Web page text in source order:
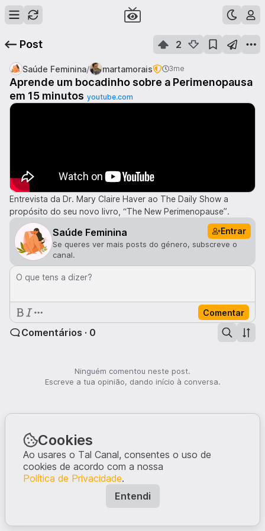
Post 2
Saúde Feminina/ martamorais 3me
Aprende um bocadinho sobre a Perimenopausa
em 15 minutos youtube.com
Entrevista da Dr. Mary Claire Haver ao The Daily Show a
propósito do seu novo livro, “The New Perimenopause”.
Saúde Feminina Entrar
Se queres ver mais posts do género, subscreve o
canal.
O que tens a dizer?
Comentar
Comentários · 0
Ninguém comentou neste post.
Escreve a tua opinião, dando início à conversa.
Cookies
Ao usares o Tal Canal, consentes o uso de
cookies de acordo com a nossa
Política de Privacidade.
Entendi